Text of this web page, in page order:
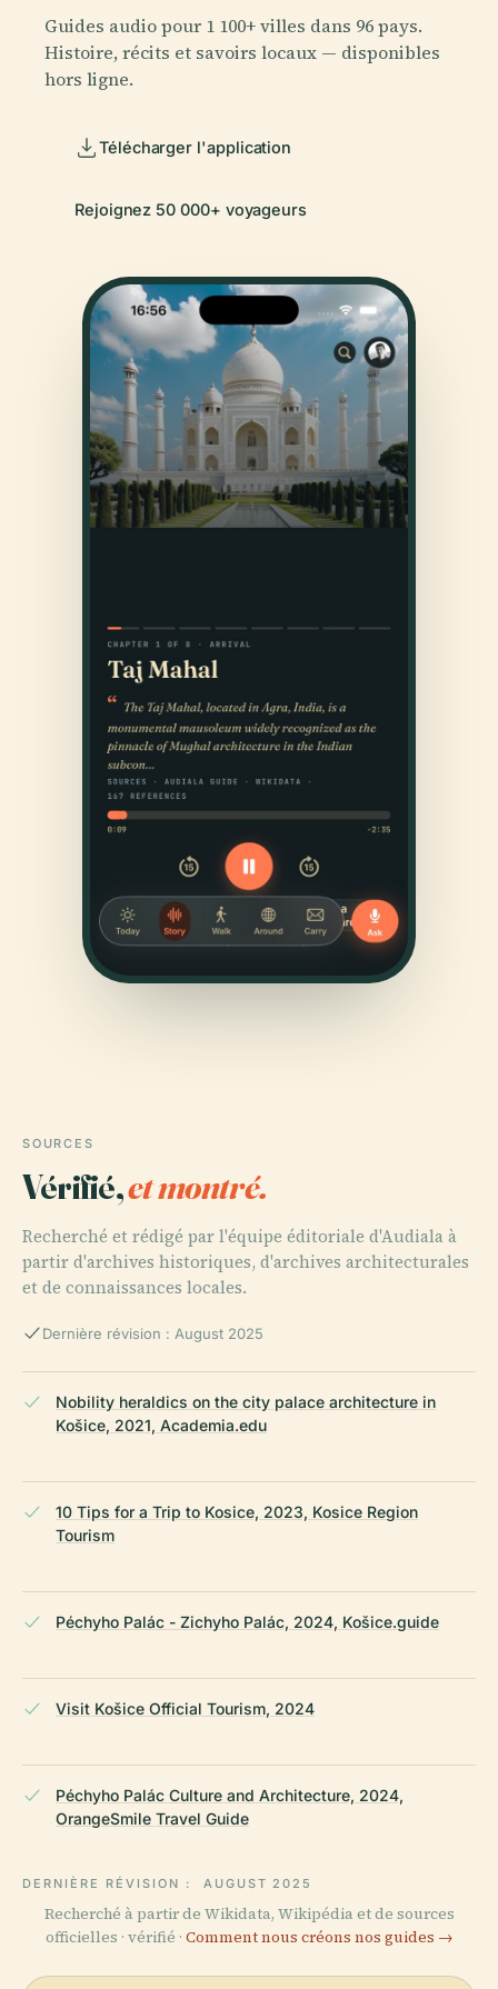
Guides audio pour 1 100+ villes dans 96 pays.
Histoire, récits et savoirs locaux — disponibles
hors ligne.
Télécharger l'application
Rejoignez 50 000+ voyageurs
SOURCES
Vérifié,et montré.
Recherché et rédigé par l'équipe éditoriale d'Audiala à
partir d'archives historiques, d'archives architecturales
et de connaissances locales.
Dernière révision : August 2025
Nobility heraldics on the city palace architecture in
Košice, 2021, Academia.edu
10 Tips for a Trip to Kosice, 2023, Kosice Region
Tourism
Péchyho Palác - Zichyho Palác, 2024, Košice.guide
Visit Košice Official Tourism, 2024
Péchyho Palác Culture and Architecture, 2024,
OrangeSmile Travel Guide
DERNIÈRE RÉVISION : AUGUST 2025
Recherché à partir de Wikidata, Wikipédia et de sources
officielles · vérifié · Comment nous créons nos guides →